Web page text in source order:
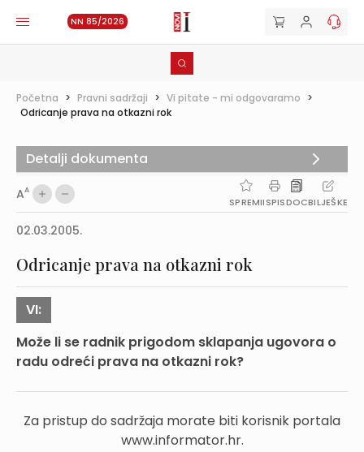
NN 85/2026
Početna > Pravni sadržaji > Vi pitate - mi odgovaramo >
Odricanje prava na otkazni rok
AA
SPREMIISPISDOCBILJEŠKE
02.03.2005.
Odricanje prava na otkazni rok
VI:
Može li se radnik prigodom sklapanja ugovora o
radu odreći prava na otkazni rok?
Za pristup do sadržaja morate biti korisnik portala
www.informator.hr.
Detalji dokumenta